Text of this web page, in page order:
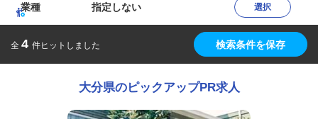
業種 指定しない 選択
全 4 件ヒットしました 検索条件を保存
大分県のピックアップPR求人